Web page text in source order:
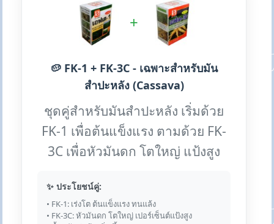
+
🥔 FK-1 + FK-3C - เฉพาะสำหรับมัน
สำปะหลัง (Cassava)
ชุดคู่สำหรับมันสำปะหลัง เริ่มด้วย
FK-1 เพื่อต้นแข็งแรง ตามด้วย FK-
3C เพื่อหัวมันดก โตใหญ่ แป้งสูง
✨ ประโยชน์คู่:
• FK-1: เร่งโต ต้นแข็งแรง ทนแล้ง
• FK-3C: หัวมันดก โตใหญ่ เปอร์เซ็นต์แป้งสูง